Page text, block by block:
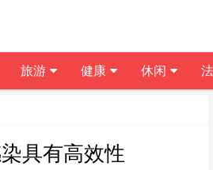
具有高效性
旅游 健康 休闲